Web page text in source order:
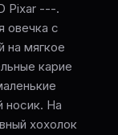
Pixar ---.
овечка с
на мягкое
карие
носик. На
хохолок